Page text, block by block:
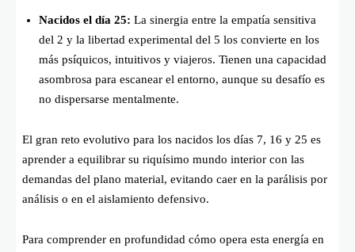
Nacidos el día 25: La sinergia entre la empatía sensitiva
del 2 y la libertad experimental del 5 los convierte en los
más psíquicos, intuitivos y viajeros. Tienen una capacidad
asombrosa para escanear el entorno, aunque su desafío es
no dispersarse mentalmente.
El gran reto evolutivo para los nacidos los días 7, 16 y 25 es
aprender a equilibrar su riquísimo mundo interior con las
demandas del plano material, evitando caer en la parálisis por
análisis o en el aislamiento defensivo.
Para comprender en profundidad cómo opera esta energía en